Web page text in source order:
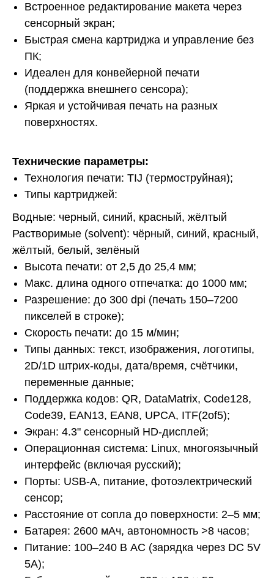
Встроенное редактирование макета через
сенсорный экран;
Быстрая смена картриджа и управление без
ПК;
Идеален для конвейерной печати
(поддержка внешнего сенсора);
Яркая и устойчивая печать на разных
поверхностях.
Технические параметры:
Технология печати: TIJ (термоструйная);
Типы картриджей:
Водные: черный, синий, красный, жёлтый
Растворимые (solvent): чёрный, синий, красный,
жёлтый, белый, зелёный
Высота печати: от 2,5 до 25,4 мм;
Макс. длина одного отпечатка: до 1000 мм;
Разрешение: до 300 dpi (печать 150–7200
пикселей в строке);
Скорость печати: до 15 м/мин;
Типы данных: текст, изображения, логотипы,
2D/1D штрих-коды, дата/время, счётчики,
переменные данные;
Поддержка кодов: QR, DataMatrix, Code128,
Code39, EAN13, EAN8, UPCA, ITF(2of5);
Экран: 4.3" сенсорный HD-дисплей;
Операционная система: Linux, многоязычный
интерфейс (включая русский);
Порты: USB-A, питание, фотоэлектрический
сенсор;
Расстояние от сопла до поверхности: 2–5 мм;
Батарея: 2600 мАч, автономность >8 часов;
Питание: 100–240 В AC (зарядка через DC 5V
5A);